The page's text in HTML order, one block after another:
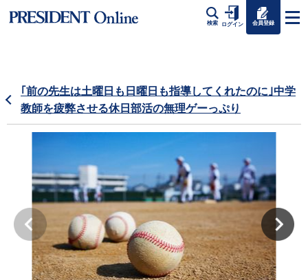
検索 ログイン 会員登録
｢前の先生は土曜日も日曜日も指導してくれたのに｣中学
教師を疲弊させる休日部活の無理ゲーっぷり